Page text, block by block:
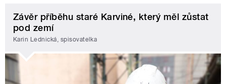
Závěr příběhu staré Karviné, který měl zůstat
pod zemí
Karin Lednická, spisovatelka